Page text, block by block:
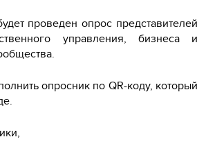
проведен опрос представителей
управления, бизнеса и
опросник по QR-коду, который